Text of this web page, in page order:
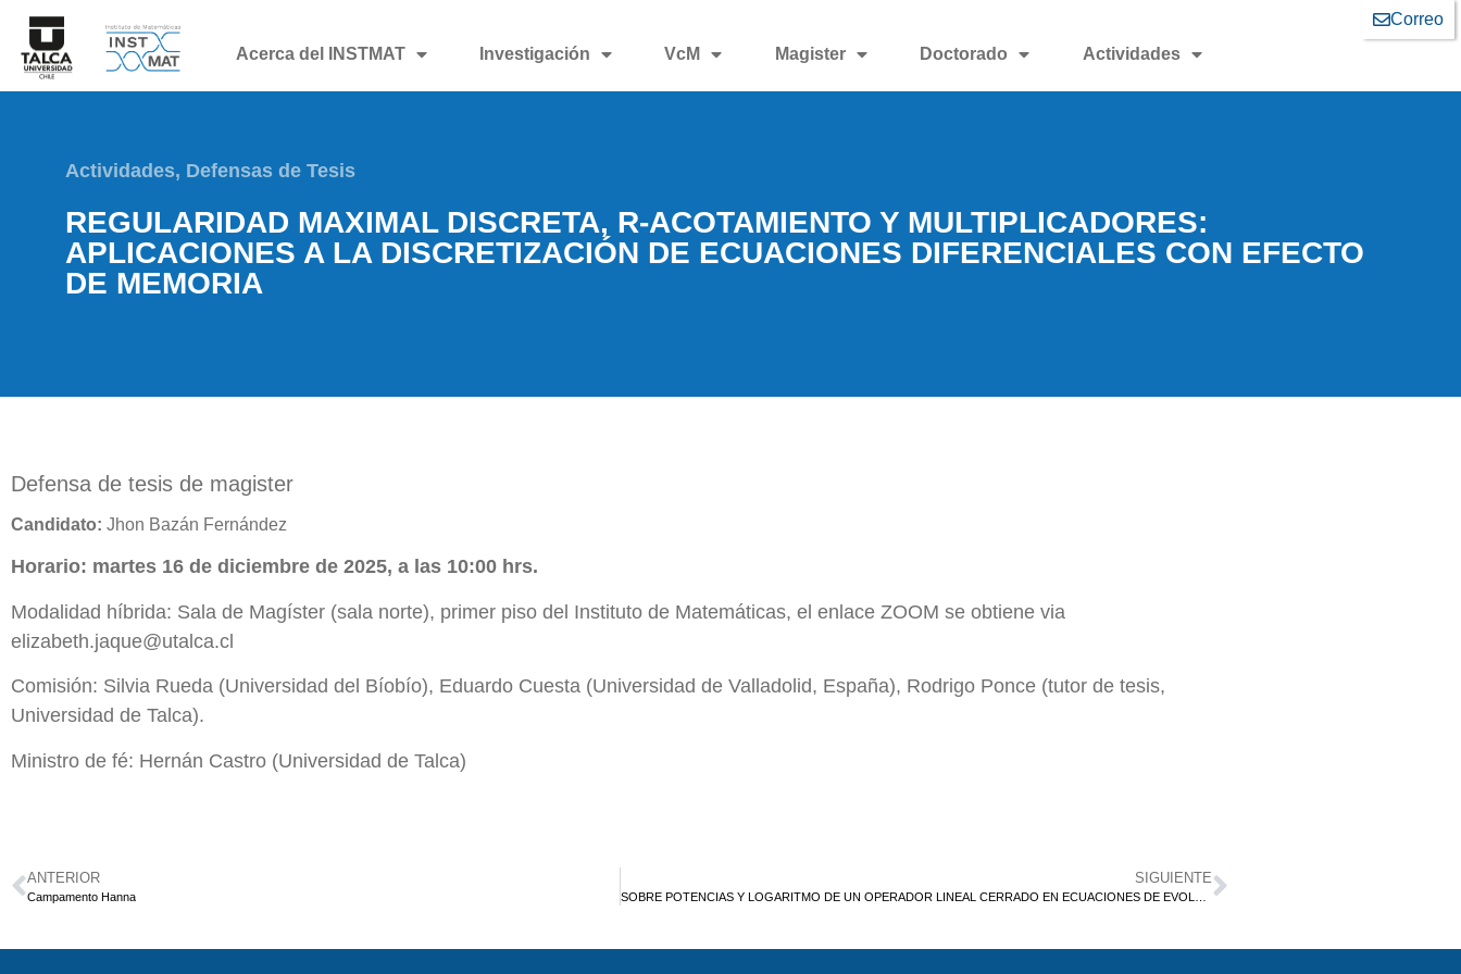
Correo
Acerca del INSTMAT
Investigación VcM Magister Doctorado Actividades
Actividades, Defensas de Tesis
REGULARIDAD MAXIMAL DISCRETA, R-ACOTAMIENTO Y MULTIPLICADORES:
APLICACIONES A LA DISCRETIZACIÓN DE ECUACIONES DIFERENCIALES CON EFECTO
DE MEMORIA
Defensa de tesis de magister
Candidato: Jhon Bazán Fernández
Horario: martes 16 de diciembre de 2025, a las 10:00 hrs.
Modalidad híbrida: Sala de Magíster (sala norte), primer piso del Instituto de Matemáticas, el enlace ZOOM se obtiene via
elizabeth.jaque@utalca.cl
Comisión: Silvia Rueda (Universidad del Bíobío), Eduardo Cuesta (Universidad de Valladolid, España), Rodrigo Ponce (tutor de tesis,
Universidad de Talca).
Ministro de fé: Hernán Castro (Universidad de Talca)
ANTERIOR
Campamento Hanna
SIGUIENTE